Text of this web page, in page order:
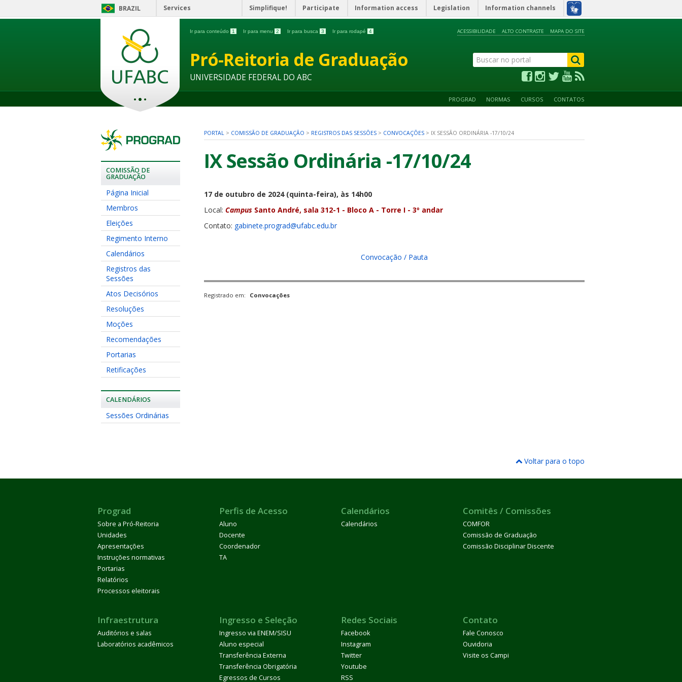
BRAZIL Services Simplifique! Participate Information access Legislation Information channels
Ir para conteúdo 1 Ir para menu 2 Ir para busca 3 Ir para rodapé 4 ACESSIBILIDADE ALTO CONTRASTE MAPA DO SITE
Pró-Reitoria de Graduação
UNIVERSIDADE FEDERAL DO ABC
PROGRAD NORMAS CURSOS CONTATOS
COMISSÃO DE
GRADUAÇÃO
Página Inicial
Membros
Eleições
Regimento Interno
Calendários
Registros das
Sessões
Atos Decisórios
Resoluções
Moções
Recomendações
Portarias
Retificações
CALENDÁRIOS
Sessões Ordinárias
PORTAL > COMISSÃO DE GRADUAÇÃO > REGISTROS DAS SESSÕES > CONVOCAÇÕES > IX SESSÃO ORDINÁRIA -17/10/24
IX Sessão Ordinária -17/10/24
17 de outubro de 2024 (quinta-feira), às 14h00
Local: Campus Santo André, sala 312-1 - Bloco A - Torre I - 3º andar
Contato: gabinete.prograd@ufabc.edu.br
Convocação / Pauta
Registrado em: Convocações
Voltar para o topo
Prograd
Sobre a Pró-Reitoria
Unidades
Apresentações
Instruções normativas
Portarias
Relatórios
Processos eleitorais
Perfis de Acesso
Aluno
Docente
Coordenador
TA
Calendários
Calendários
Comitês / Comissões
COMFOR
Comissão de Graduação
Comissão Disciplinar Discente
Infraestrutura
Auditórios e salas
Laboratórios acadêmicos
Ingresso e Seleção
Ingresso via ENEM/SISU
Aluno especial
Transferência Externa
Transferência Obrigatória
Egressos de Cursos
Redes Sociais
Facebook
Instagram
Twitter
Youtube
RSS
Contato
Fale Conosco
Ouvidoria
Visite os Campi